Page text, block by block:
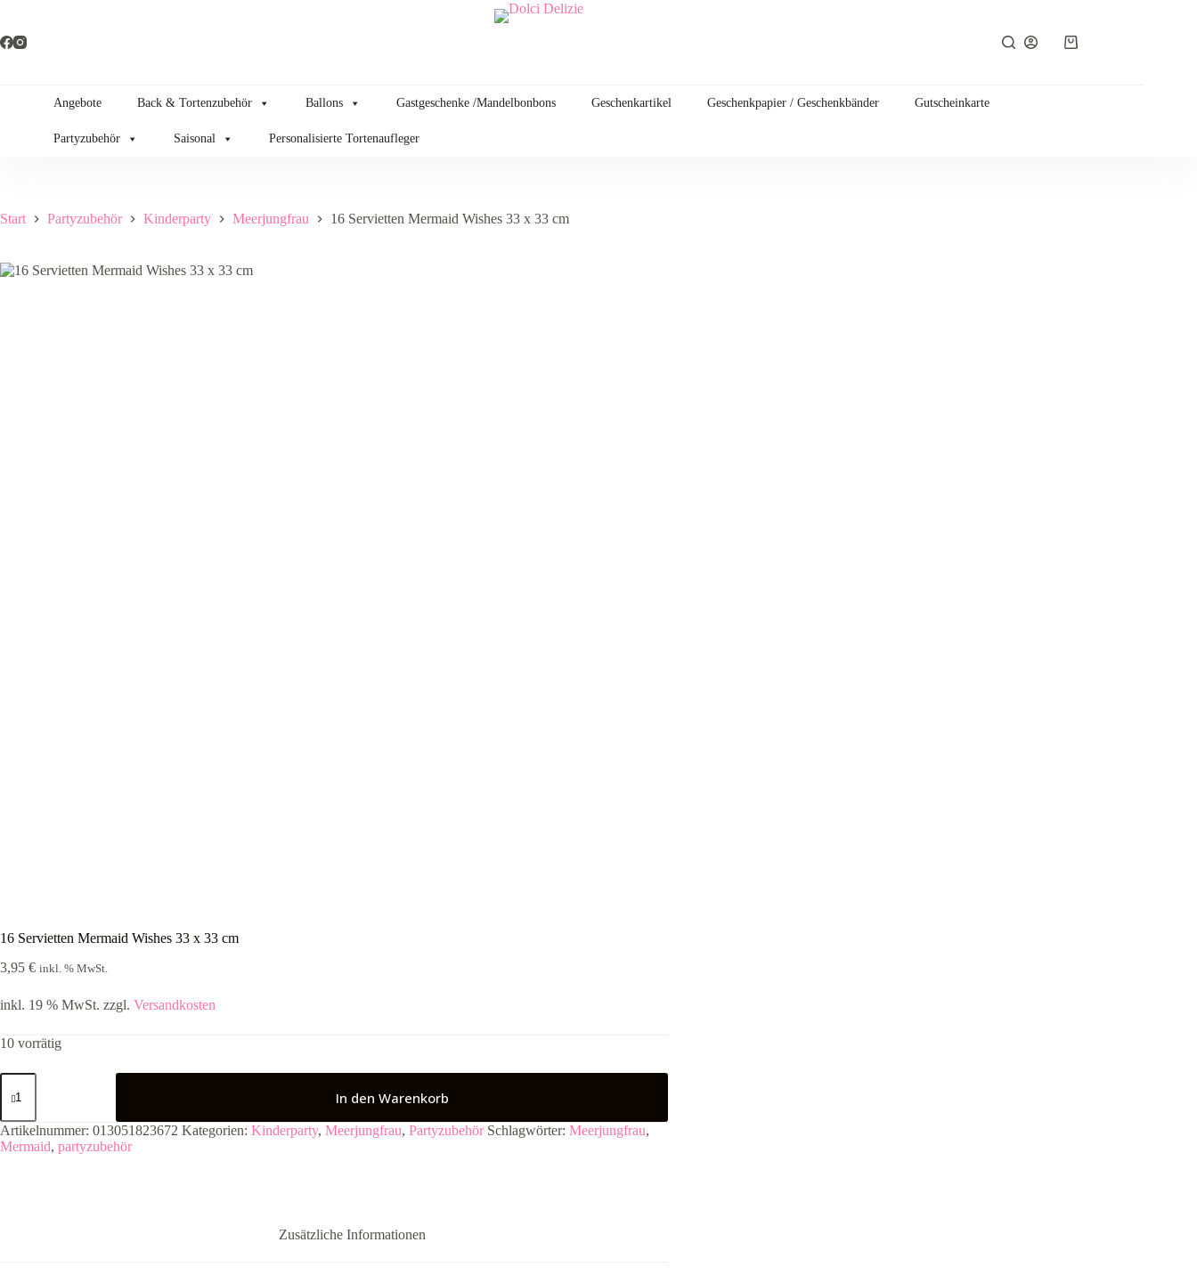
springen
Warenkorb
Angebote Back & Tortenzubehör Ballons Gastgeschenke /Mandelbonbons Geschenkartikel Geschenkpapier / Geschenkbänder Gutscheinkarte
Partyzubehör Saisonal Personalisierte Tortenaufleger
Start Partyzubehör Kinderparty Meerjungfrau 16 Servietten Mermaid Wishes 33 x 33 cm
16 Servietten Mermaid Wishes 33 x 33 cm
3,95 € inkl. % MwSt.
inkl. 19 % MwSt. zzgl. Versandkosten
10 vorrätig
16
Servietten
Wishes
33
x
In den Warenkorb
Artikelnummer: 013051823672 Kategorien: Kinderparty, Meerjungfrau, Partyzubehör Schlagwörter: Meerjungfrau,
Mermaid, partyzubehör
Zusätzliche Informationen